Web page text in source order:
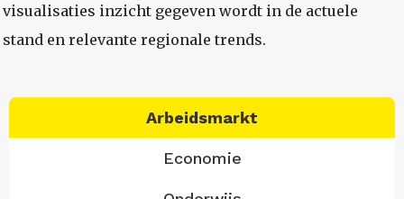
visualisaties inzicht gegeven wordt in de actuele
stand en relevante regionale trends.
Arbeidsmarkt
Economie